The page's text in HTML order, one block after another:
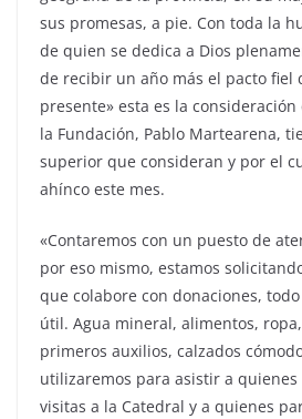
sus promesas, a pie. Con toda la
de quien se dedica a Dios
de recibir un año más el pacto fiel
presente» esta es la
la Fundación, Pablo Martearena,
superior que consideran y por el
ahínco este mes.
«Contaremos con un puesto de
por eso mismo, estamos
que colabore con donaciones,
útil. Agua mineral, alimentos,
primeros auxilios, calzados
utilizaremos para asistir a
visitas a la Catedral y a quienes